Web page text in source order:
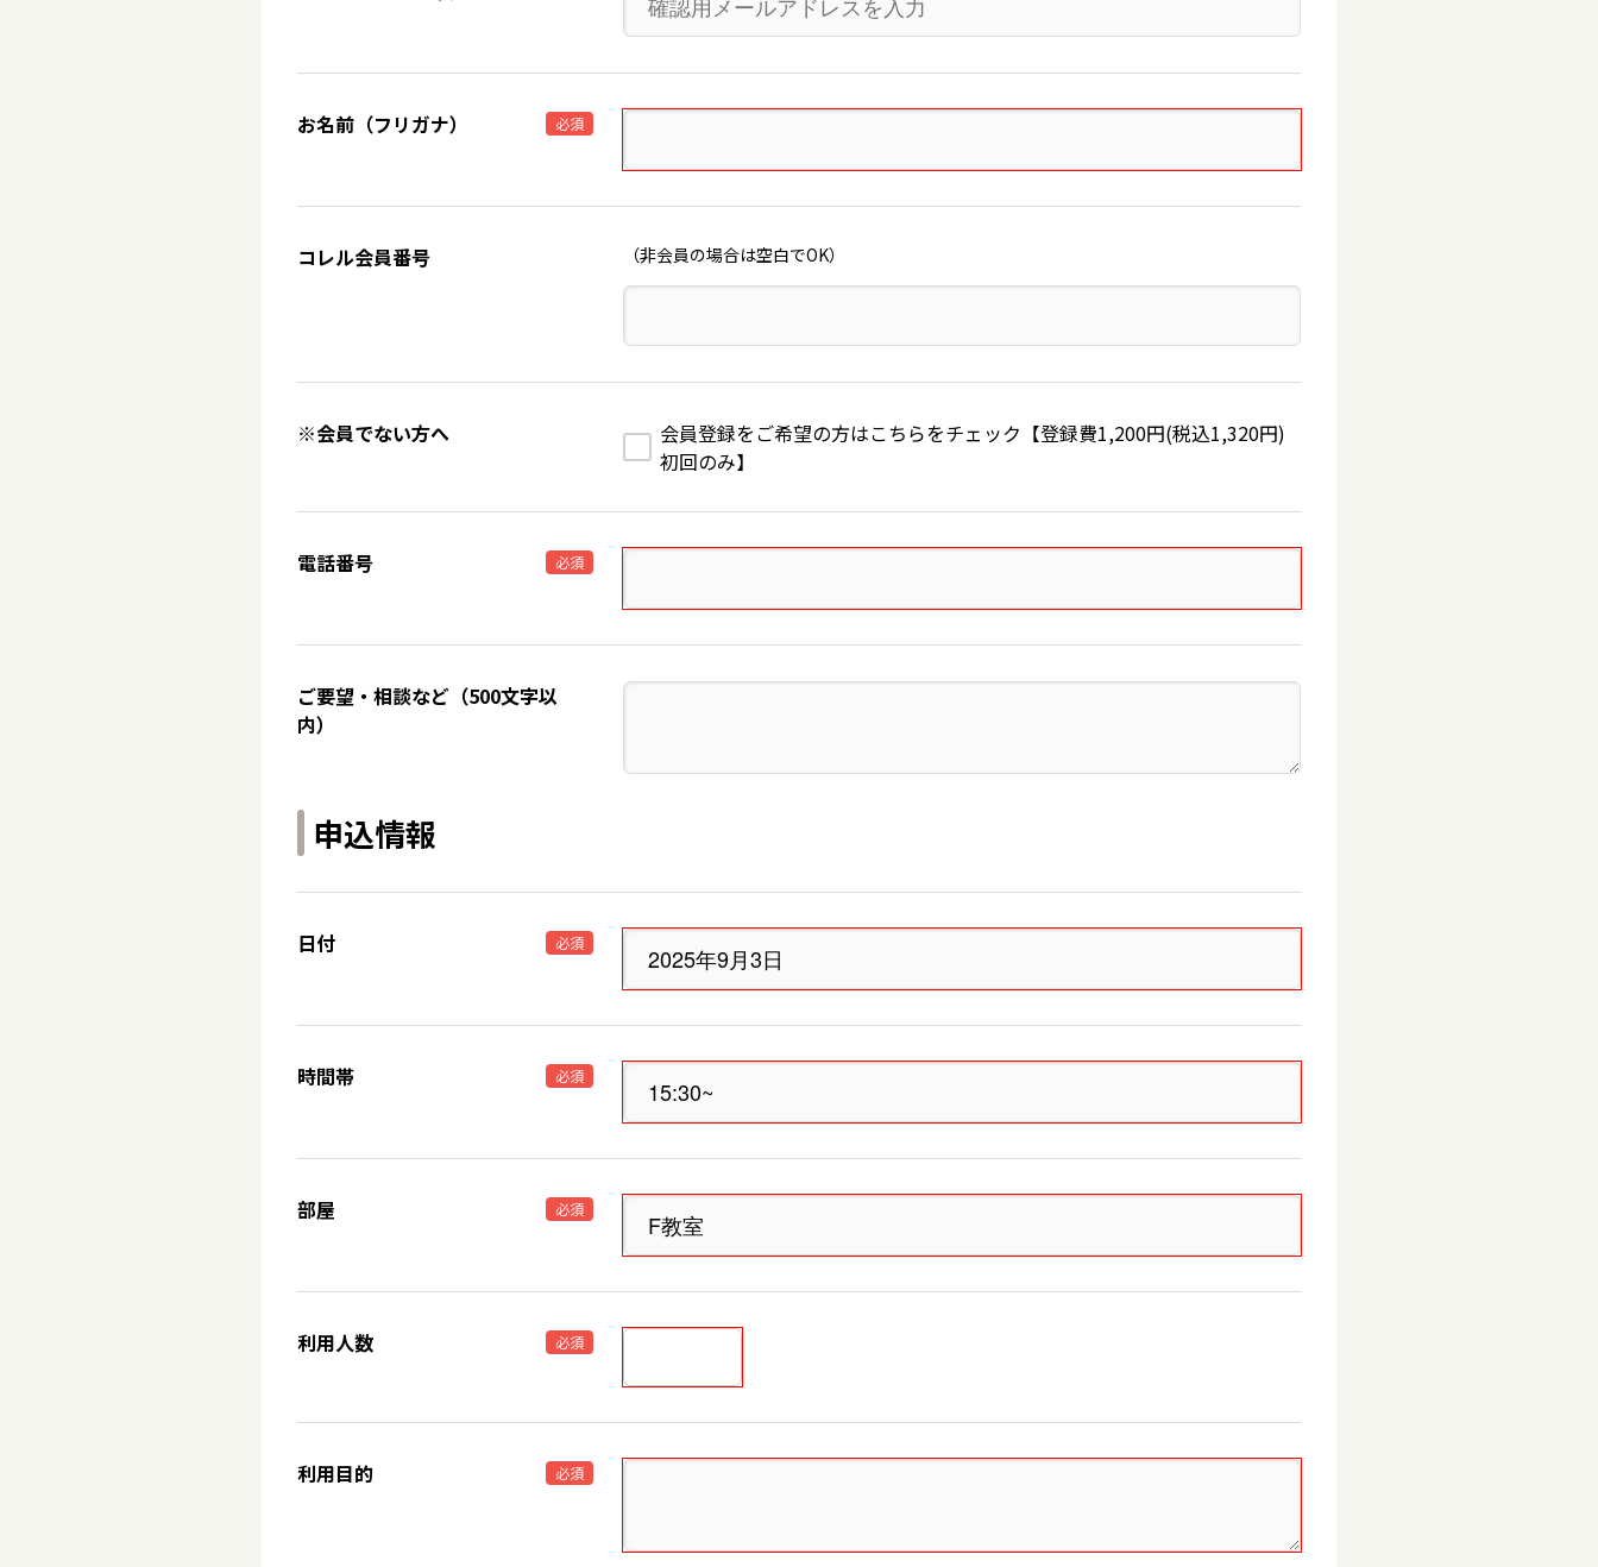
お名前（フリガナ） 必須
コレル会員番号 （非会員の場合は空白でOK）
※会員でない方へ
会員登録をご希望の方はこちらをチェック【登録費1,200円(税込1,320円)
初回のみ】
電話番号 必須
ご要望・相談など（500文字以
内）
申込情報
日付 必須
時間帯 必須
部屋 必須
利用人数 必須
利用目的 必須